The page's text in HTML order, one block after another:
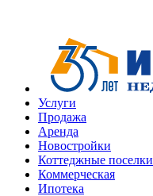
Услуги
Продажа
Аренда
Новостройки
Коттеджные поселки
Коммерческая
Ипотека